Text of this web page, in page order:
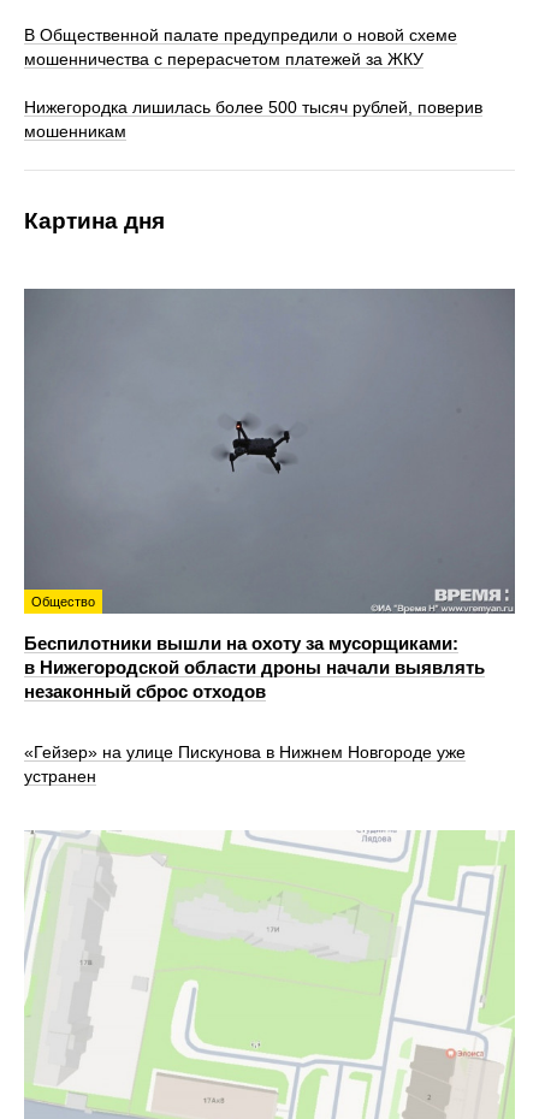
В Общественной палате предупредили о новой схеме
мошенничества с перерасчетом платежей за ЖКУ
Нижегородка лишилась более 500 тысяч рублей, поверив
мошенникам
Картина дня
Общество
Беспилотники вышли на охоту за мусорщиками:
в Нижегородской области дроны начали выявлять
незаконный сброс отходов
«Гейзер» на улице Пискунова в Нижнем Новгороде уже
устранен